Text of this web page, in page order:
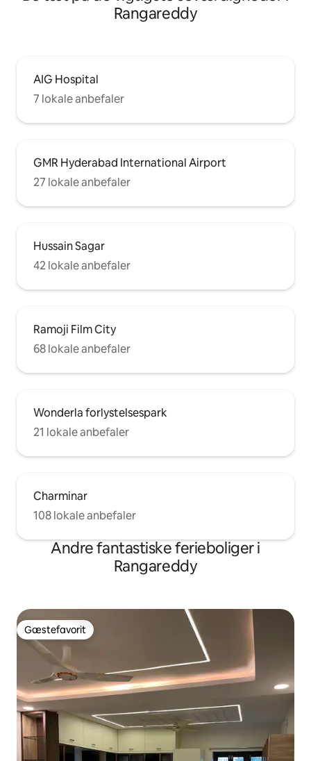
Rangareddy
AIG Hospital
7 lokale anbefaler
GMR Hyderabad International Airport
27 lokale anbefaler
Hussain Sagar
42 lokale anbefaler
Ramoji Film City
68 lokale anbefaler
Wonderla forlystelsespark
21 lokale anbefaler
Charminar
108 lokale anbefaler
Andre fantastiske ferieboliger i
Rangareddy
Gæstefavorit
Gæstefavorit